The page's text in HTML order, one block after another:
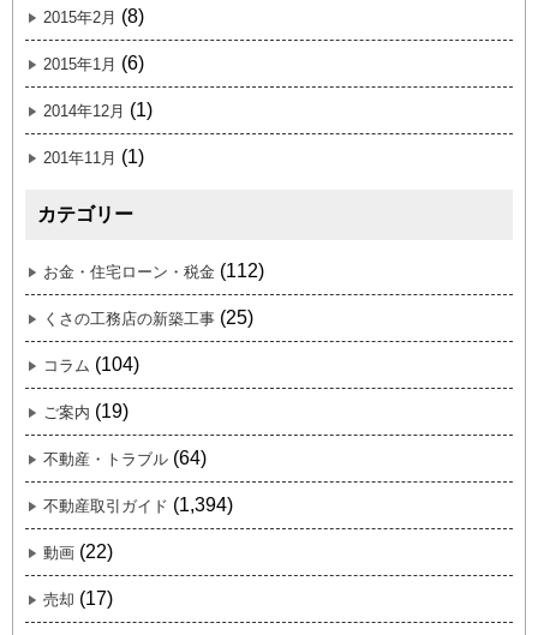
2015年2月 (8)
2015年1月 (6)
2014年12月 (1)
201年11月 (1)
カテゴリー
お金・住宅ローン・税金 (112)
くさの工務店の新築工事 (25)
コラム (104)
ご案内 (19)
不動産・トラブル (64)
不動産取引ガイド (1,394)
動画 (22)
売却 (17)